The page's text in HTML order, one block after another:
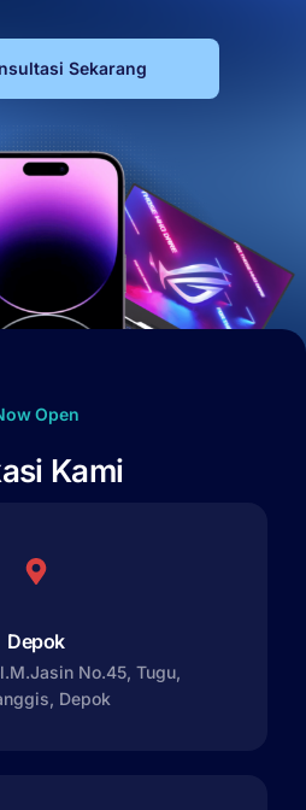
Sekarang
Open
asi Kami
Depok
No.45, Tugu,
Depok